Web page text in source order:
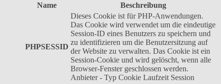
Name
Beschreibung
PHPSESSID
Dieses Cookie ist für PHP-Anwendungen.
Das Cookie wird verwendet um die eindeutige
Session-ID eines Benutzers zu speichern und
zu identifizieren um die Benutzersitzung auf
der Website zu verwalten. Das Cookie ist ein
Session-Cookie und wird gelöscht, wenn alle
Browser-Fenster geschlossen werden.
Anbieter - Typ Cookie Laufzeit Session